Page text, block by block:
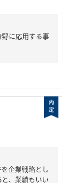
野に応用する事
企業戦略とし
、業績もいい